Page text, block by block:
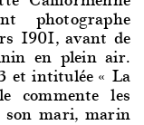
photographe
1901, avant de
en plein air.
et intitulée « La
commente les
son mari, marin